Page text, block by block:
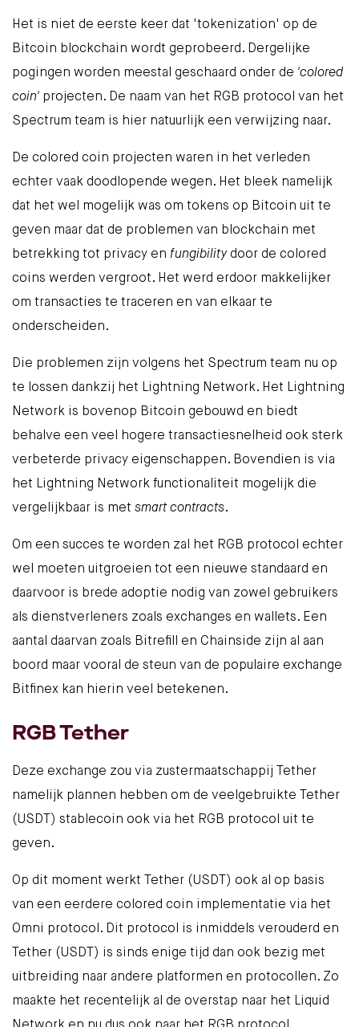
Het is niet de eerste keer dat 'tokenization' op de
Bitcoin blockchain wordt geprobeerd. Dergelijke
pogingen worden meestal geschaard onder de 'colored
coin' projecten. De naam van het RGB protocol van het
Spectrum team is hier natuurlijk een verwijzing naar.
De colored coin projecten waren in het verleden
echter vaak doodlopende wegen. Het bleek namelijk
dat het wel mogelijk was om tokens op Bitcoin uit te
geven maar dat de problemen van blockchain met
betrekking tot privacy en fungibilitydoor de colored
coins werden vergroot. Het werd erdoor makkelijker
om transacties te traceren en van elkaar te
onderscheiden.
Die problemen zijn volgens het Spectrum team nu op
te lossen dankzij het Lightning Network. Het Lightning
Network is bovenop Bitcoin gebouwd en biedt
behalve een veel hogere transactiesnelheid ook sterk
verbeterde privacy eigenschappen. Bovendien is via
het Lightning Network functionaliteit mogelijk die
vergelijkbaar is met smart contracts.
Om een succes te worden zal het RGB protocol echter
wel moeten uitgroeien tot een nieuwe standaard en
daarvoor is brede adoptie nodig van zowel gebruikers
als dienstverleners zoals exchanges en wallets. Een
aantal daarvan zoals Bitrefill en Chainside zijn al aan
boord maar vooral de steun van de populaire exchange
Bitfinex kan hierin veel betekenen.
RGB Tether
Deze exchange zou via zustermaatschappij
Tether
namelijk plannen hebben om de veelgebruikte Tether
(USDT) stablecoin ook via het RGB protocol uit te
geven.
Op dit moment werkt Tether (USDT) ook al op basis
van een eerdere colored coin implementatie via het
Omni protocol. Dit protocol is inmiddels verouderd en
Tether (USDT) is sinds enige tijd dan ook bezig met
uitbreiding naar andere platformen en protocollen. Zo
maakte het recentelijk al de overstap naar het Liquid